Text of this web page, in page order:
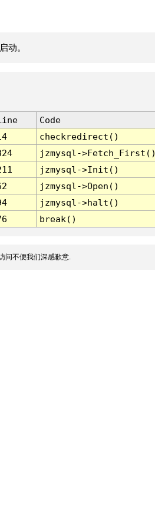
动。
Code
checkredirect()
jzmysql-
jzmysql->Init()
jzmysql->Open()
jzmysql->halt()
break()
问不便我们深感歉意.